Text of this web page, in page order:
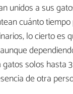
unidos a sus
cuánto
lo cierto es
solos hasta
de otra